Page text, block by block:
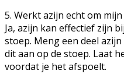
5. Werkt azijn echt om
Ja, azijn kan effectief zijn
stoep. Meng een deel
dit aan op de stoep. Laat
voordat je het afspoelt.